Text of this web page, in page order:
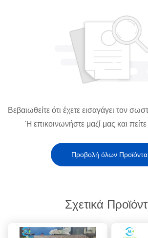
Βεβαιωθείτε ότι έχετε εισαγάγει τον
Ή επικοινωνήστε μαζί μας και πείτε
Προβολή όλων Προϊόντα
Σχετικά